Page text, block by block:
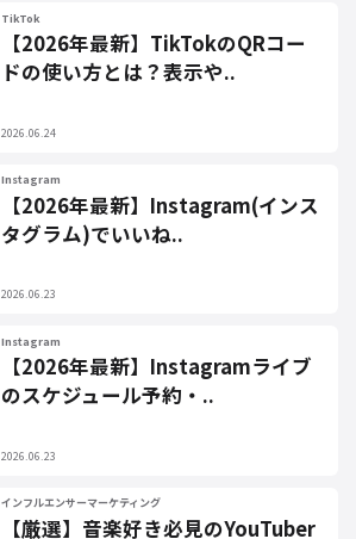
TikTok
【2026年最新】TikTokのQRコー
ドの使い方とは？表示や..
2026.06.24
Instagram
【2026年最新】Instagram(インス
タグラム)でいいね..
2026.06.23
Instagram
【2026年最新】Instagramライブ
のスケジュール予約・..
2026.06.23
インフルエンサーマーケティング
【厳選】音楽好き必見のYouTuber